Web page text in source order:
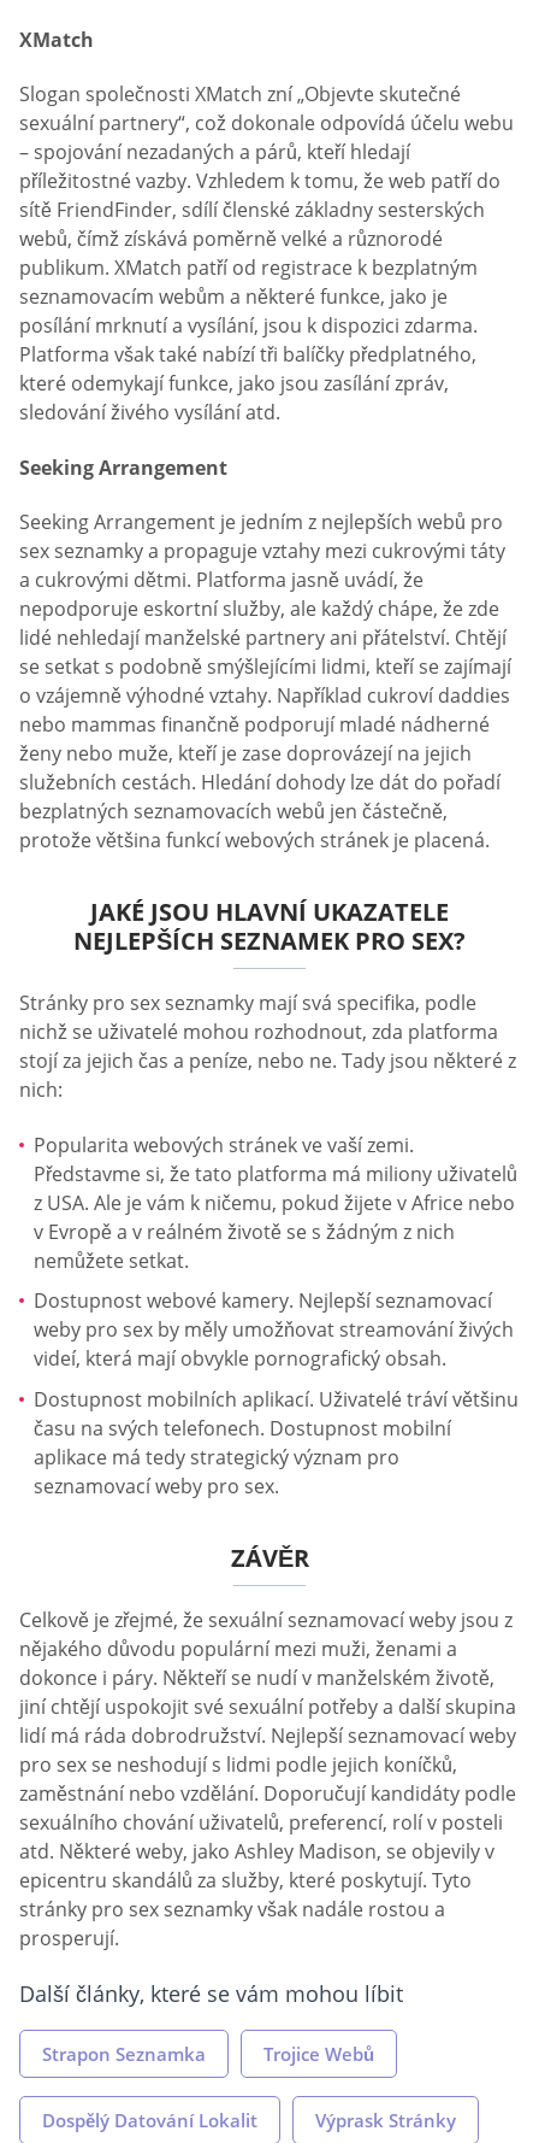
XMatch
Slogan společnosti XMatch zní „Objevte skutečné
sexuální partnery“, což dokonale odpovídá účelu webu
– spojování nezadaných a párů, kteří hledají
příležitostné vazby. Vzhledem k tomu, že web patří do
sítě FriendFinder, sdílí členské základny sesterských
webů, čímž získává poměrně velké a různorodé
publikum. XMatch patří od registrace k bezplatným
seznamovacím webům a některé funkce, jako je
posílání mrknutí a vysílání, jsou k dispozici zdarma.
Platforma však také nabízí tři balíčky předplatného,
které odemykají funkce, jako jsou zasílání zpráv,
sledování živého vysílání atd.
Seeking Arrangement
Seeking Arrangement je jedním z nejlepších webů pro
sex seznamky a propaguje vztahy mezi cukrovými táty
a cukrovými dětmi. Platforma jasně uvádí, že
nepodporuje eskortní služby, ale každý chápe, že zde
lidé nehledají manželské partnery ani přátelství. Chtějí
se setkat s podobně smýšlejícími lidmi, kteří se zajímají
o vzájemně výhodné vztahy. Například cukroví daddies
nebo mammas finančně podporují mladé nádherné
ženy nebo muže, kteří je zase doprovázejí na jejich
služebních cestách. Hledání dohody lze dát do pořadí
bezplatných seznamovacích webů jen částečně,
protože většina funkcí webových stránek je placená.
JAKÉ JSOU HLAVNÍ UKAZATELE
NEJLEPŠÍCH SEZNAMEK PRO SEX?
Stránky pro sex seznamky mají svá specifika, podle
nichž se uživatelé mohou rozhodnout, zda platforma
stojí za jejich čas a peníze, nebo ne. Tady jsou některé z
nich:
Popularita webových stránek ve vaší zemi.
Představme si, že tato platforma má miliony uživatelů
z USA. Ale je vám k ničemu, pokud žijete v Africe nebo
v Evropě a v reálném životě se s žádným z nich
nemůžete setkat.
Dostupnost webové kamery. Nejlepší seznamovací
weby pro sex by měly umožňovat streamování živých
videí, která mají obvykle pornografický obsah.
Dostupnost mobilních aplikací. Uživatelé tráví většinu
času na svých telefonech. Dostupnost mobilní
aplikace má tedy strategický význam pro
seznamovací weby pro sex.
ZÁVĚR
Celkově je zřejmé, že sexuální seznamovací weby jsou z
nějakého důvodu populární mezi muži, ženami a
dokonce i páry. Někteří se nudí v manželském životě,
jiní chtějí uspokojit své sexuální potřeby a další skupina
lidí má ráda dobrodružství. Nejlepší seznamovací weby
pro sex se neshodují s lidmi podle jejich koníčků,
zaměstnání nebo vzdělání. Doporučují kandidáty podle
sexuálního chování uživatelů, preferencí, rolí v posteli
atd. Některé weby, jako Ashley Madison, se objevily v
epicentru skandálů za služby, které poskytují. Tyto
stránky pro sex seznamky však nadále rostou a
prosperují.
Další články, které se vám mohou líbit
Strapon Seznamka Trojice Webů
Dospělý Datování Lokalit Výprask Stránky